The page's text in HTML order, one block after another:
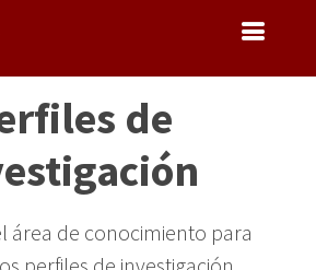
de
área de conocimiento para